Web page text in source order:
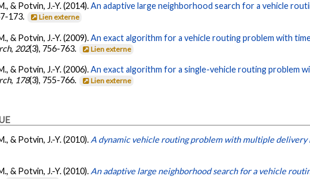
& Potvin, J.-Y. (2014).An adaptive large neighborhood search for a vehicle
173. Lien externe
& Potvin, J.-Y. (2009).An exact algorithm for a vehicle routing problem with
, 202(3), 756-763. Lien externe
& Potvin, J.-Y. (2006).An exact algorithm for a single-vehicle routing problem
, 178(3), 755-766. Lien externe
& Potvin, J.-Y. (2010). A dynamic vehicle routing problem with multiple
& Potvin, J.-Y. (2010). An adaptive large neighborhood search for a vehicle